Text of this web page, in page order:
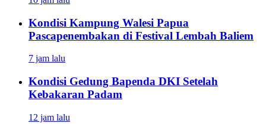
Kondisi Kampung Walesi Papua
Pascapenembakan di Festival Lembah Baliem
7 jam lalu
Kondisi Gedung Bapenda DKI Setelah
Kebakaran Padam
12 jam lalu